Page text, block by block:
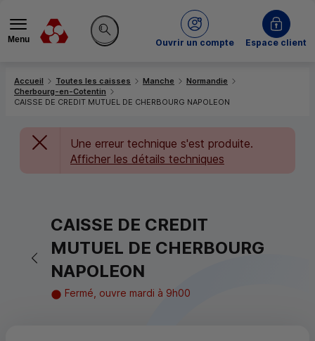
Menu
Rechercher sur le site
Ouvrir un compte
du Crédit MutuelEspace client
Accueil Toutes les caisses Manche
Normandie
Cherbourg-en-Cotentin
CAISSE DE CREDIT MUTUEL DE CHERBOURG NAPOLEON
Une erreur technique s'est produite.
Afficher les détails techniques
Retour vers la page précédente
CAISSE DE CREDIT
MUTUEL DE CHERBOURG
NAPOLEON
Fermé, ouvre mardi à 9h00